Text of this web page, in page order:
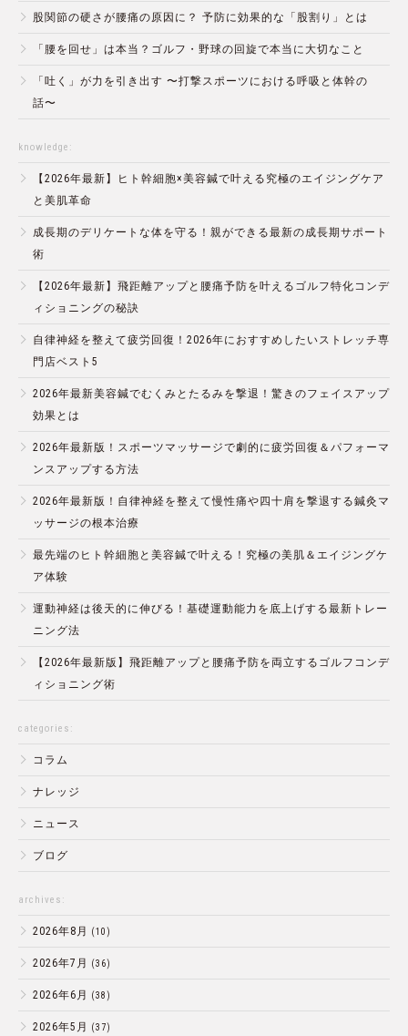
股関節の硬さが腰痛の原因に？ 予防に効果的な「股割り」とは
「腰を回せ」は本当？ゴルフ・野球の回旋で本当に大切なこと
「吐く」が力を引き出す 〜打撃スポーツにおける呼吸と体幹の
話〜
knowledge:
【2026年最新】ヒト幹細胞×美容鍼で叶える究極のエイジングケア
と美肌革命
成長期のデリケートな体を守る！親ができる最新の成長期サポート
術
【2026年最新】飛距離アップと腰痛予防を叶えるゴルフ特化コンデ
ィショニングの秘訣
自律神経を整えて疲労回復！2026年におすすめしたいストレッチ専
門店ベスト5
2026年最新美容鍼でむくみとたるみを撃退！驚きのフェイスアップ
効果とは
2026年最新版！スポーツマッサージで劇的に疲労回復＆パフォーマ
ンスアップする方法
2026年最新版！自律神経を整えて慢性痛や四十肩を撃退する鍼灸マ
ッサージの根本治療
最先端のヒト幹細胞と美容鍼で叶える！究極の美肌＆エイジングケ
ア体験
運動神経は後天的に伸びる！基礎運動能力を底上げする最新トレー
ニング法
【2026年最新版】飛距離アップと腰痛予防を両立するゴルフコンデ
ィショニング術
categories:
コラム
ナレッジ
ニュース
ブログ
archives:
2026年8月 (10)
2026年7月 (36)
2026年6月 (38)
2026年5月 (37)